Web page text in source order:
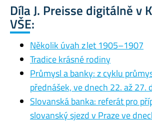
Díla J. Preisse digitálně v
VŠE:
Několik úvah z let 1905–1907
Tradice krásné rodiny
Průmysl a banky: z cyklu
přednášek, ve dnech 22. až 27.
Slovanská banka: referát pro
slovanský sjezd v Praze ve